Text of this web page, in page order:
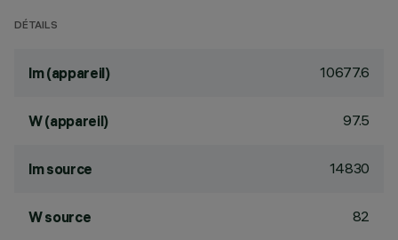
DÉTAILS
lm (appareil) 10677.6
W (appareil) 97.5
lm source 14830
W source 82